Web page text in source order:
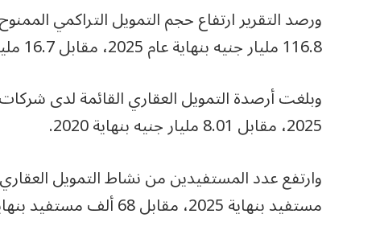
ورصد التقرير ارتفاع حجم التمويل التراكمي
116.8 مليار جنيه بنهاية عام 2025، مقابل 16.7 مليار جنيه بنهاية عام 2020.
2025، مقابل 8.01 مليار جنيه بنهاية 2020.
مستفيد بنهاية 2025، مقابل 68 ألف مستفيد بنهاية 2020.